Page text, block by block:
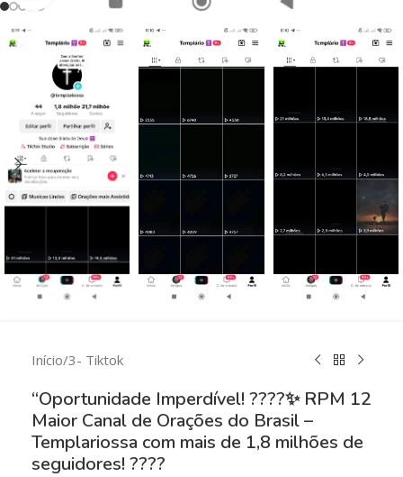
Início/3- Tiktok
“Oportunidade Imperdível! ????✨ RPM 12
Maior Canal de Orações do Brasil –
Templariossa com mais de 1,8 milhões de
seguidores! ????